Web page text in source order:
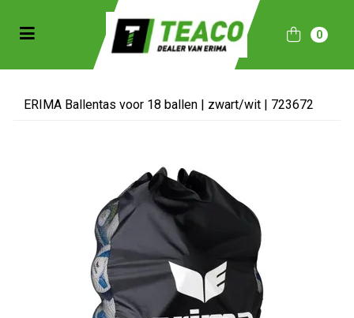
(Sportkleding)
(Collecties)
Toggle navigation 0
ERIMA Ballentas voor 18 ballen | zwart/wit | 723672